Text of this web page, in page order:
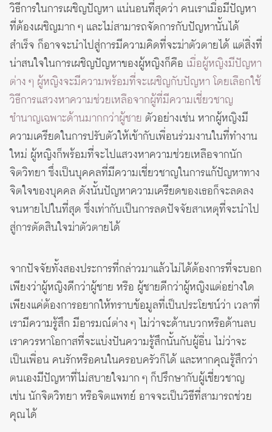
วิธีการในการเผชิญปัญหา แน่นอนที่สุดว่า คนเราเมื่อมีปัญหา
ที่ต้องเผชิญมาก ๆ และไม่สามารถจัดการกับปัญหานั้นได้
สำเร็จ ก็อาจจะนำไปสู่การมีความคิดที่จะฆ่าตัวตายได้ แต่สิ่งที่
น่าสนใจในการเผชิญปัญหาของผู้หญิงก็คือ เมื่อผู้หญิงมีปัญหา
ต่าง ๆ ผู้หญิงจะมีความพร้อมที่จะเผชิญกับปัญหา โดยเลือกใช้
วิธีการแสวงหาความช่วยเหลือจากผู้ที่มีความเชี่ยวชาญ
ชำนาญเฉพาะด้านมากกว่าผู้ชาย ตัวอย่างเช่น หากผู้หญิงมี
ความเครียดในการปรับตัวให้เข้ากับเพื่อนร่วมงานในที่ทำงาน
ใหม่ ผู้หญิงก็พร้อมที่จะไปแสวงหาความช่วยเหลือจากนัก
จิตวิทยา ซึ่งเป็นบุคคลที่มีความเชี่ยวชาญในการแก้ปัญหาทาง
จิตใจของบุคคล ดังนั้นปัญหาความเครียดของเธอก็จะลดลง
จนหายไปในที่สุด ซึ่งเท่ากับเป็นการลดปัจจัยสาเหตุที่จะนำไป
สู่การตัดสินใจฆ่าตัวตายได้
จากปัจจัยทั้งสองประการที่กล่าวมาแล้วไม่ได้ต้องการที่จะบอก
เพียงว่าผู้หญิงดีกว่าผู้ชาย หรือ ผู้ชายดีกว่าผู้หญิงแต่อย่างใด
เพียงแค่ต้องการอยากให้ทราบข้อมูลที่เป็นประโยชน์ว่า เวลาที่
เรามีความรู้สึก มีอารมณ์ต่าง ๆ ไม่ว่าจะด้านบวกหรือด้านลบ
เราควรหาโอกาสที่จะแบ่งปันความรู้สึกนั้นกับผู้อื่น ไม่ว่าจะ
เป็นเพื่อน คนรักหรือคนในครอบครัวก็ได้ และหากคุณรู้สึกว่า
ตนเองมีปัญหาที่ไม่สบายใจมาก ๆ ก็ปรึกษากับผู้เชี่ยวชาญ
เช่น นักจิตวิทยา หรือจิตแพทย์ อาจจะเป็นวิธีที่สามารถช่วย
คุณได้